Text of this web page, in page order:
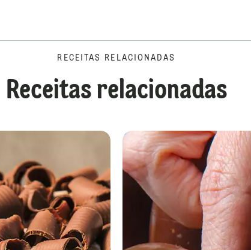
RECEITAS RELACIONADAS
Receitas relacionadas
Ovos de Páscoa Recheados